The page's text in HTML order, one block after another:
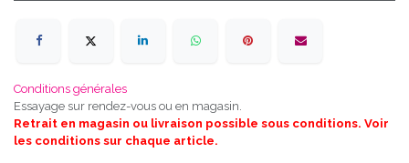
Conditions générales
Essayage sur rendez-vous ou en magasin.
Retrait en magasin ou livraison possible sous conditions. Voir
les conditions sur chaque article.